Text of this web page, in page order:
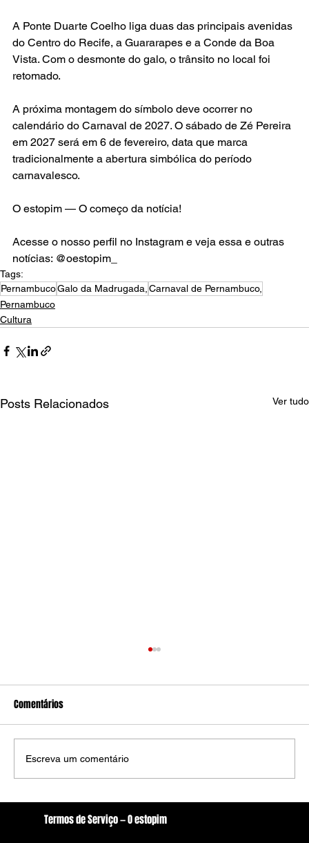
A Ponte Duarte Coelho liga duas das principais avenidas
do Centro do Recife, a Guararapes e a Conde da Boa
Vista. Com o desmonte do galo, o trânsito no local foi
retomado.
A próxima montagem do símbolo deve ocorrer no
calendário do Carnaval de 2027. O sábado de Zé Pereira
em 2027 será em 6 de fevereiro, data que marca
tradicionalmente a abertura simbólica do período
carnavalesco.
O estopim — O começo da notícia!
Acesse o nosso perfil no Instagram e veja essa e outras
notícias: @oestopim_
Tags:
PernambucoGalo da Madrugada, Carnaval de Pernambuco,
Pernambuco
Cultura
Posts Relacionados Ver tudo
Pernambuco elege 10 novos Patrimônios Vivos;
estado passa a contar com 125 mestres e
Comentários
Escreva um comentário
Termos de Serviço — O estopim